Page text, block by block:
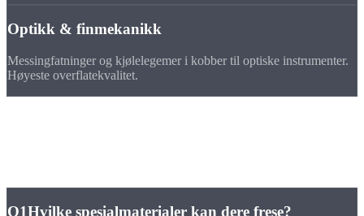
Optikk & finmekanikk
Messingfatninger og kjølelegemer i kobber til optiske instrumenter.
Høyeste overflatekvalitet.
Q1Hvilke spesialmaterialer kan dere frese?